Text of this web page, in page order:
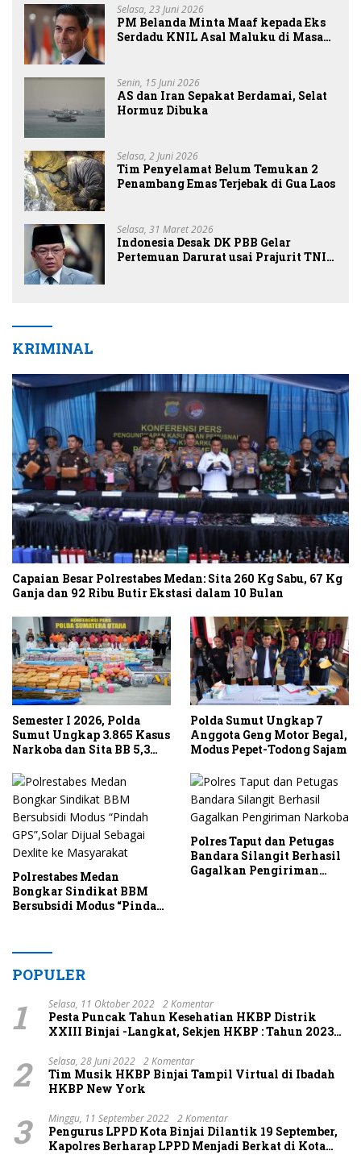
Selasa, 23 Juni 2026
PM Belanda Minta Maaf kepada Eks
Serdadu KNIL Asal Maluku di Masa
Senin, 15 Juni 2026
AS dan Iran Sepakat Berdamai, Selat
Hormuz Dibuka
Selasa, 2 Juni 2026
Tim Penyelamat Belum Temukan 2
Penambang Emas Terjebak di Gua Laos
Selasa, 31 Maret 2026
Indonesia Desak DK PBB Gelar
Pertemuan Darurat usai Prajurit TNI
KRIMINAL
Capaian Besar Polrestabes Medan: Sita 260 Kg Sabu, 67 Kg
Ganja dan 92 Ribu Butir Ekstasi dalam 10 Bulan
Semester I 2026, Polda
Sumut Ungkap 3.865 Kasus
Narkoba dan Sita BB 5,3
Polda Sumut Ungkap 7
Anggota Geng Motor Begal,
Modus Pepet-Todong Sajam
Polrestabes Medan
Bongkar Sindikat BBM
Bersubsidi Modus “Pindah
Polres Taput dan Petugas
Bandara Silangit Berhasil
Gagalkan Pengiriman
POPULER
1 Selasa, 11 Oktober 2022 2 Komentar
Pesta Puncak Tahun Kesehatian HKBP Distrik
XXIII Binjai -Langkat, Sekjen HKBP : Tahun 2023
Pimpinan Pusat HKBP Berkomitmen Melihat
HKBP yang Lebih Besar dan Bebas dari Korupsi
2 Selasa, 28 Juni 2022 2 Komentar
Tim Musik HKBP Binjai Tampil Virtual di Ibadah
HKBP New York
3 Minggu, 11 September 2022 2 Komentar
Pengurus LPPD Kota Binjai Dilantik 19 September,
Kapolres Berharap LPPD Menjadi Berkat di Kota